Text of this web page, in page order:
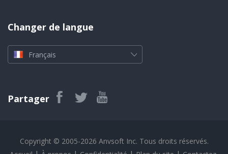
Changer de langue
Français
Partager
Copyright © 2005-2026 Anvsoft Inc. Tous droits réservés.